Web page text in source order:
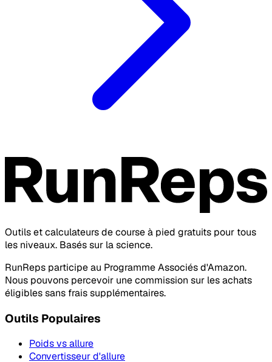
Outils et calculateurs de course à pied gratuits pour tous
les niveaux. Basés sur la science.
RunReps participe au Programme Associés d'Amazon.
Nous pouvons percevoir une commission sur les achats
éligibles sans frais supplémentaires.
Outils Populaires
Poids vs allure
Convertisseur d'allure